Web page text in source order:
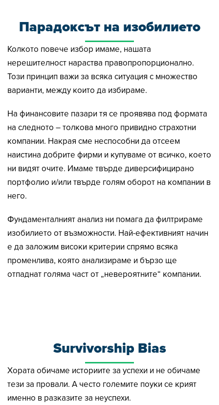
Парадоксът на изобилието
Колкото повече избор имаме, нашата
нерешителност нараства правопропорционално.
Този принцип важи за всяка ситуация с множество
варианти, между които да избираме.
На финансовите пазари тя се проявява под формата
на следното – толкова много привидно страхотни
компании. Накрая сме неспособни да отсеем
наистина добрите фирми и купуваме от всичко, което
ни видят очите. Имаме твърде диверсифицирано
портфолио и/или твърде голям оборот на компании в
него.
Фундаменталният анализ ни помага да филтрираме
изобилието от възможности. Най-ефективният начин
е да заложим високи критерии спрямо всяка
променлива, която анализираме и бързо ще
отпаднат голяма част от „невероятните“ компании.
Survivorship Bias
Хората обичаме историите за успехи и не обичаме
тези за провали. А често големите поуки се крият
именно в разказите за неуспехи.